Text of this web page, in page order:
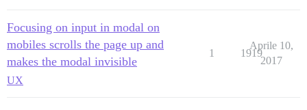
Focusing on input in modal on
mobiles scrolls the page up and
makes the modal invisible
UX
1 1919
Aprile 10,
2017